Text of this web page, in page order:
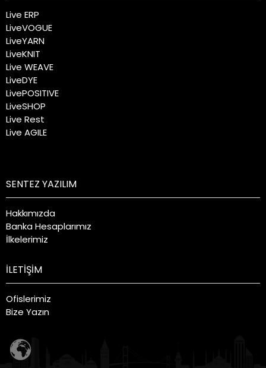
Live ERP
LiveVOGUE
LiveYARN
LiveKNIT
Live WEAVE
LiveDYE
LivePOSITIVE
LiveSHOP
Live Rest
Live AGILE
SENTEZ YAZILIM
Hakkımızda
Banka Hesaplarımız
İlkelerimiz
İLETİŞİM
Ofislerimiz
Bize Yazın